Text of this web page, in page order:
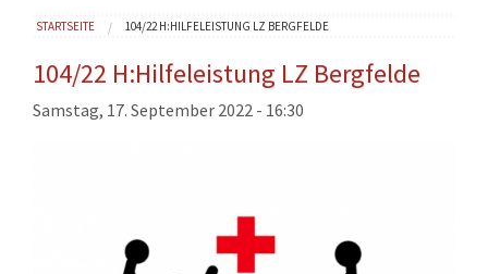
VEREINE
AKTUELLES
DOWNLOADS
Sie sind hier
STARTSEITE 104/22 H:HILFELEISTUNG LZ BERGFELDE
104/22 H:Hilfeleistung LZ Bergfelde
Samstag, 17. September 2022 - 16:30